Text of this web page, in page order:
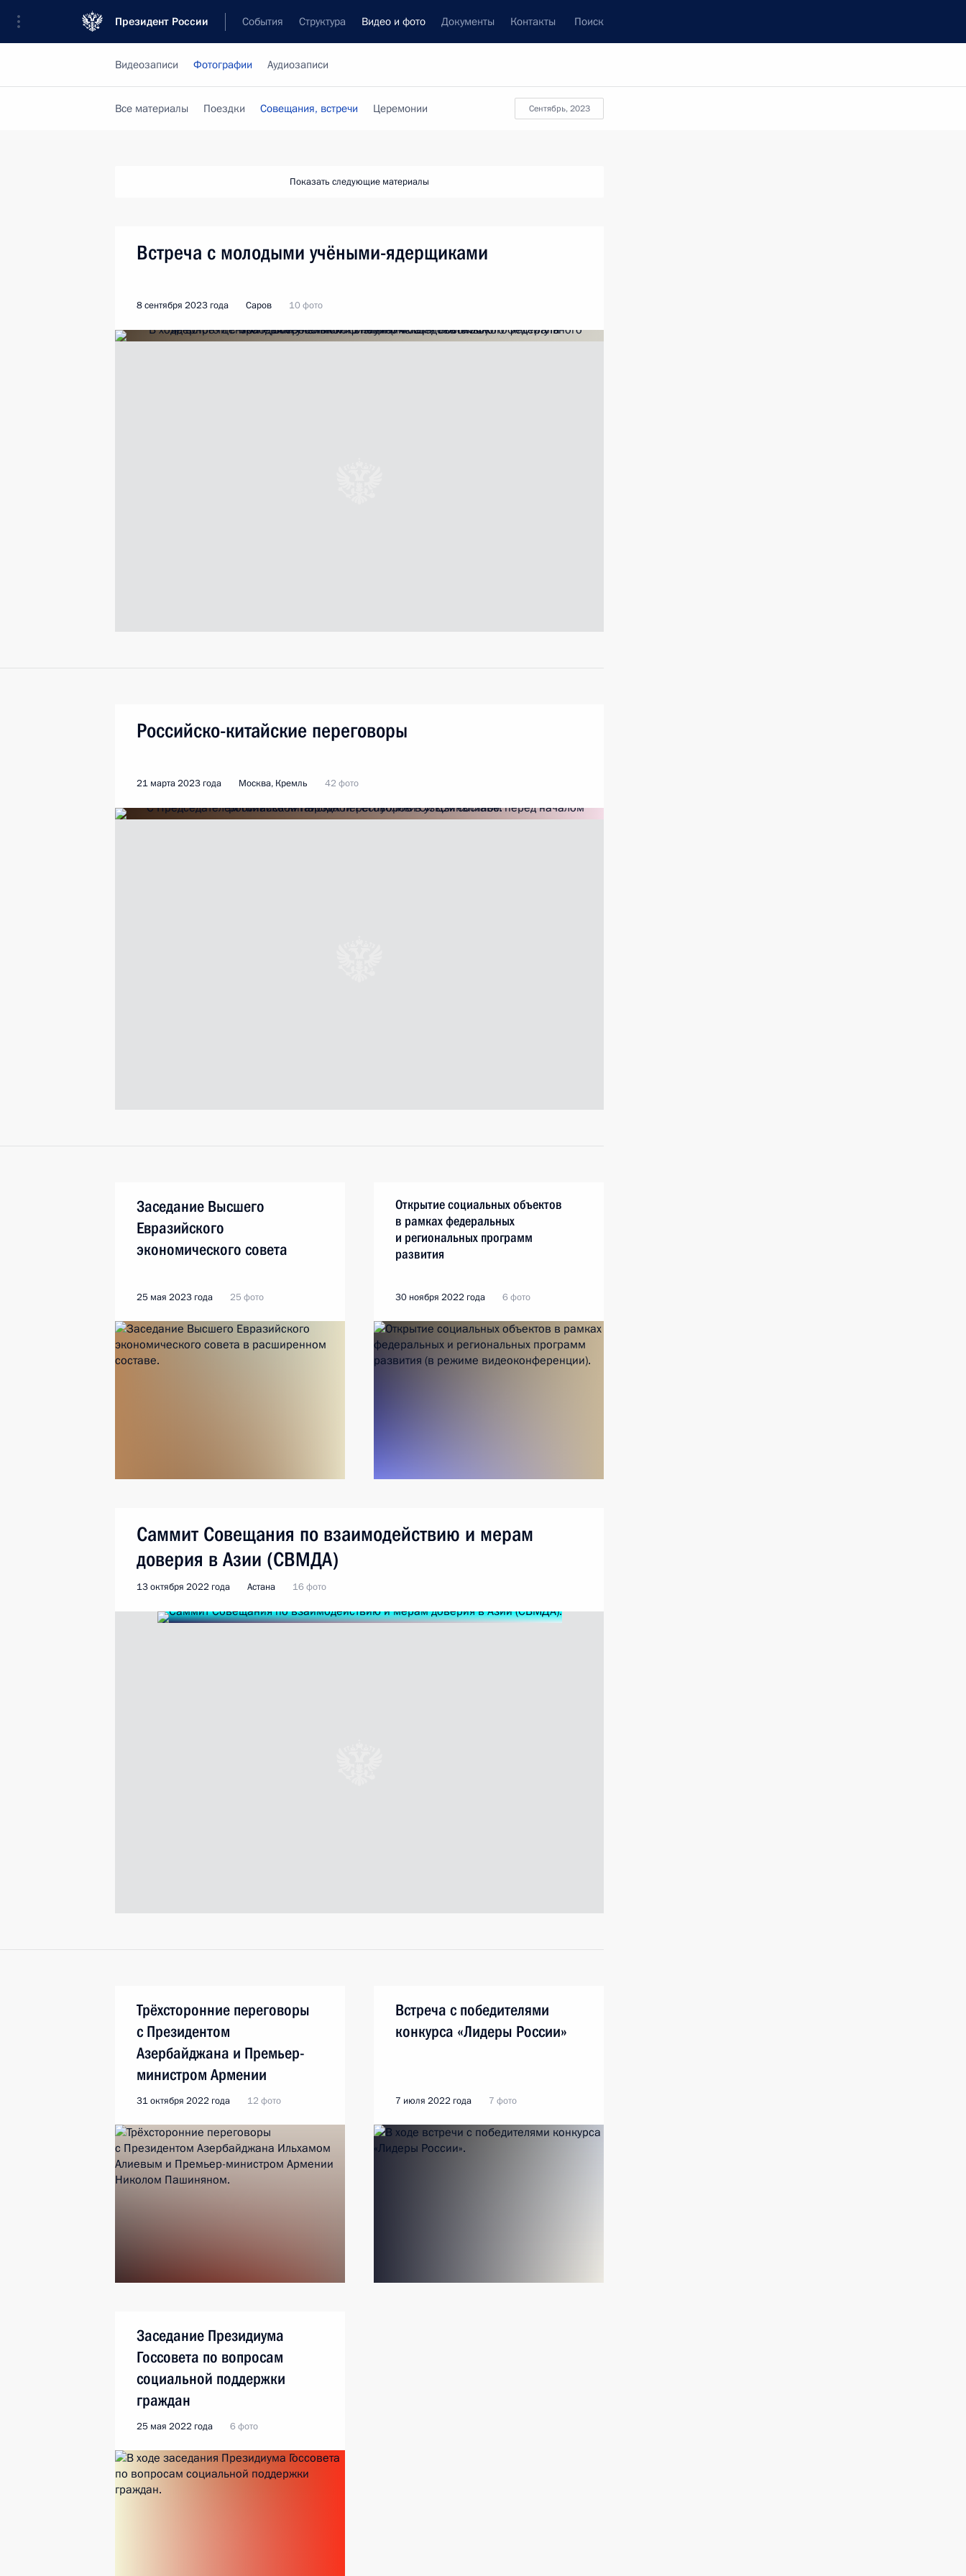
Президент России События Структура Видео и фото Документы Контакты Поиск
Видеозаписи Фотографии Аудиозаписи
сентябрь, 2023
Все материалы Поездки Совещания, встречи Церемонии
Показать следующие материалы
Встреча с молодыми учёными-ядерщиками
8 сентября 2023 года Саров 10 фото
Российско-китайские переговоры
21 марта 2023 года Москва, Кремль 42 фото
Заседание Высшего
Евразийского
экономического совета
25 мая 2023 года 25 фото
Открытие социальных объектов
в рамках федеральных
и региональных программ
развития
30 ноября 2022 года 6 фото
Саммит Совещания по взаимодействию и мерам
доверия в Азии (СВМДА)
13 октября 2022 года Астана 16 фото
Трёхсторонние переговоры
с Президентом
Азербайджана и Премьер-
министром Армении
31 октября 2022 года 12 фото
Встреча с победителями
конкурса «Лидеры России»
7 июля 2022 года 7 фото
Заседание Президиума
Госсовета по вопросам
социальной поддержки
граждан
25 мая 2022 года 6 фото